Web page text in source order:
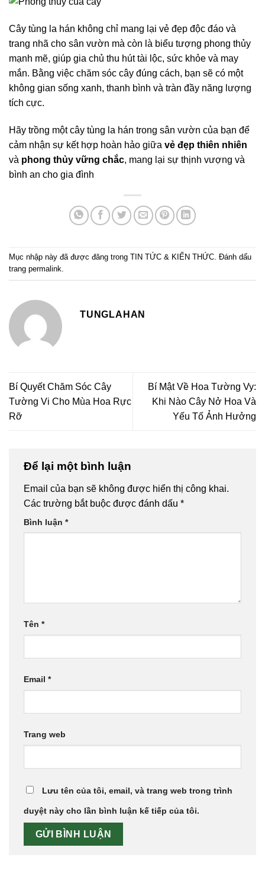
Cây tùng la hán không chỉ mang lại vẻ đẹp độc đáo và
trang nhã cho sân vườn mà còn là biểu tượng phong thủy
mạnh mẽ, giúp gia chủ thu hút tài lộc, sức khỏe và may
mắn. Bằng việc chăm sóc cây đúng cách, bạn sẽ có một
không gian sống xanh, thanh bình và tràn đầy năng lượng
tích cực.
Hãy trồng một cây tùng la hán trong sân vườn của bạn để
cảm nhận sự kết hợp hoàn hảo giữa vẻ đẹp thiên nhiên
và phong thủy vững chắc, mang lại sự thịnh vượng và
bình an cho gia đình
Mục nhập này đã được đăng trong TIN TỨC & KIẾN THỨC. Đánh dấu
trang permalink.
TUNGLAHAN
Bí Quyết Chăm Sóc Cây
Tường Vi Cho Mùa Hoa Rực
Rỡ
Bí Mật Về Hoa Tường Vy:
Khi Nào Cây Nở Hoa Và
Yếu Tố Ảnh Hưởng
Để lại một bình luận
Email của bạn sẽ không được hiển thị công khai.
Các trường bắt buộc được đánh dấu *
Bình luận *
Tên *
Email *
Trang web
Lưu tên của tôi, email, và trang web trong trình
duyệt này cho lần bình luận kế tiếp của tôi.